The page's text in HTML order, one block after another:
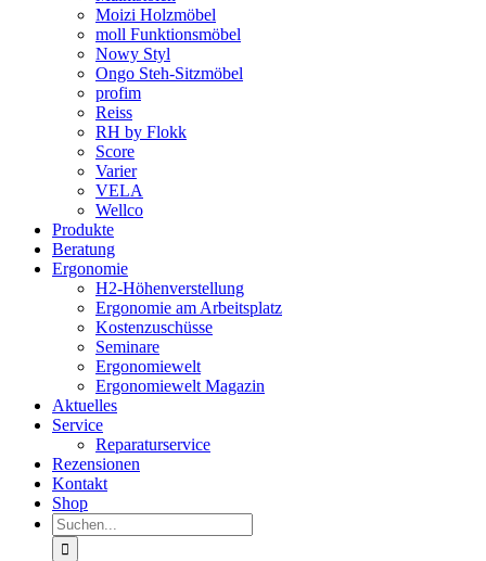
Moizi Holzmöbel
moll Funktionsmöbel
Nowy Styl
Ongo Steh-Sitzmöbel
profim
Reiss
RH by Flokk
Score
Varier
VELA
Wellco
Produkte
Beratung
Ergonomie
H2-Höhenverstellung
Ergonomie am Arbeitsplatz
Kostenzuschüsse
Seminare
Ergonomiewelt
Ergonomiewelt Magazin
Aktuelles
Service
Reparaturservice
Rezensionen
Kontakt
Shop
Suche
nach: